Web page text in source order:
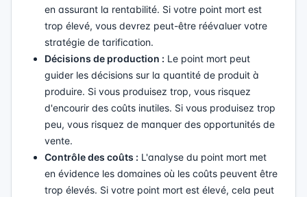
en assurant la rentabilité. Si votre point mort est
trop élevé, vous devrez peut-être réévaluer votre
stratégie de tarification.
Décisions de production : Le point mort peut
guider les décisions sur la quantité de produit à
produire. Si vous produisez trop, vous risquez
d'encourir des coûts inutiles. Si vous produisez trop
peu, vous risquez de manquer des opportunités de
vente.
Contrôle des coûts : L'analyse du point mort met
en évidence les domaines où les coûts peuvent être
trop élevés. Si votre point mort est élevé, cela peut